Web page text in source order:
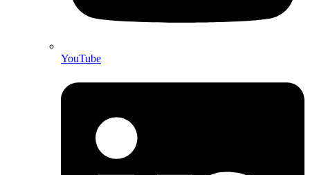
YouTube